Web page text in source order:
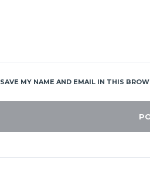
SAVE MY NAME AND EMAIL IN THIS